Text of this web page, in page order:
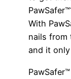
With
nails from
and it